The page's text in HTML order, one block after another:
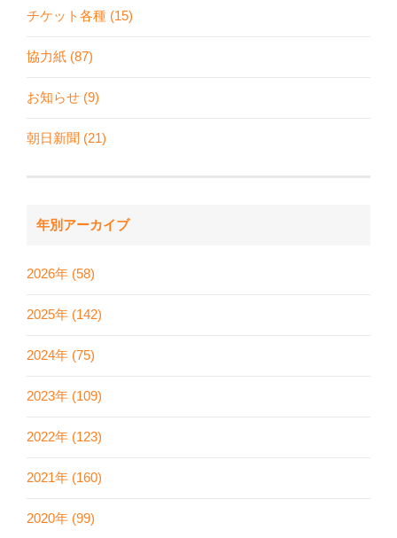
チケット各種 (15)
協力紙 (87)
お知らせ (9)
朝日新聞 (21)
年別アーカイブ
2026年 (58)
2025年 (142)
2024年 (75)
2023年 (109)
2022年 (123)
2021年 (160)
2020年 (99)